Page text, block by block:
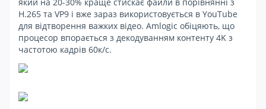
H.265 та VP9 і вже зараз використовується в YouTube
для відтворення важких відео. Amlogic обіцяють, що
процесор впорається з декодуванням контенту 4K з
частотою кадрів 60к/с.